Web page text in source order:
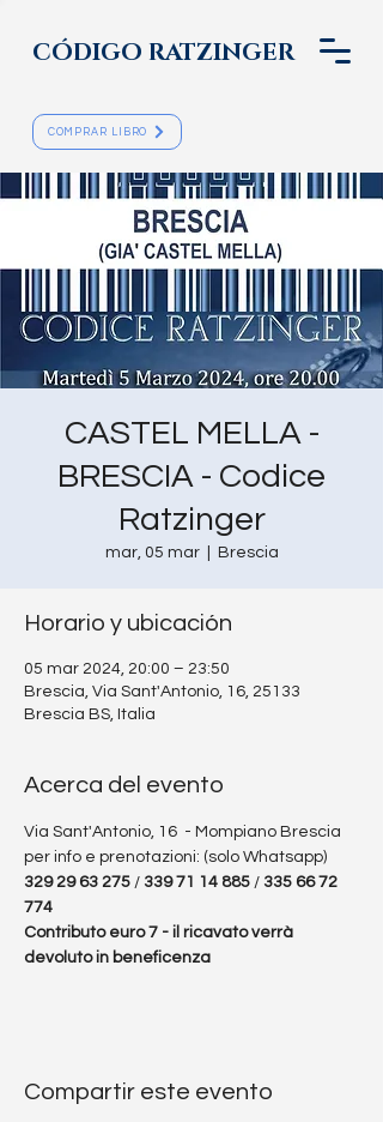
CÓDIGO RATZINGER
COMPRAR LIBRO
CASTEL MELLA -
BRESCIA - Codice
Ratzinger
mar, 05 mar
  |
Brescia
Horario y ubicación
05 mar 2024, 20:00 – 23:50
Brescia, Via Sant'Antonio, 16, 25133
Brescia BS, Italia
Acerca del evento
Via Sant'Antonio, 16  - Mompiano Brescia
per info e prenotazioni: (solo Whatsapp)
329 29 63 275 / 339 71 14 885 / 335 66 72
774
Contributo euro 7 - il ricavato verrà
devoluto in beneficenza
Compartir este evento